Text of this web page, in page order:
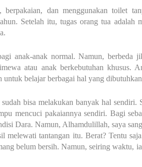
berpakaian, dan menggunakan toilet
Setelah itu, tugas orang tua adalah
anak-anak normal. Namun, berbeda
atau anak berkebutuhan khusus.
untuk belajar berbagai hal yang
bisa melakukan banyak hal sendiri.
mencuci pakaiannya sendiri. Bagi
Dara. Namun, Alhamdulillah, saya
melewati tantangan itu. Berat? Tentu
belum bersih. Namun, seiring waktu,